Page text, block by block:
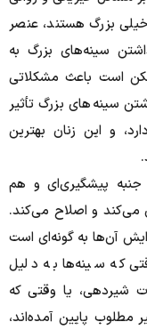
بزرگ هستند، عنصر
سینه‌های بزرگ به
است باعث مشکلاتی
سینه‌های بزرگ تأثیر
و این زنان بهترین
پیشگیری‌ای و هم
می‌کند و اصلاح می‌کند.
آن‌ها به گونه‌ای است
که سینه‌ها به دلیل
شیردهی، یا وقتی که
مطلوب پایین آمده‌اند،